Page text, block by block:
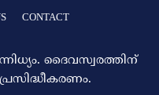
CONTACT
ദൈവസ്വരത്തിന്‌